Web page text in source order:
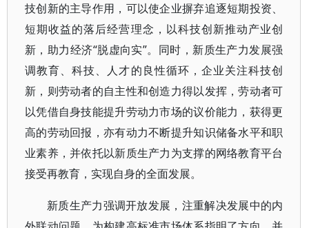
技创新的主导作用，可以使企业摒弃追逐短期投资、
短期收益的落后经营理念，以科技创新推动产业创
新，助力经济“脱虚向实”。同时，新质生产力发展强
调教育、科技、人才的良性循环，企业关注科技创
新，则劳动者的自主性和创造力得以发挥，劳动者可
以凭借自身技能提升劳动力市场的议价能力，获得更
高的劳动回报，亦有动力不断提升知识储备水平和职
业素养，并依托以新质生产力为支撑的网络教育平台
接受再教育，实现自身的全面发展。
新质生产力强调开放发展，注重解决发展中的内